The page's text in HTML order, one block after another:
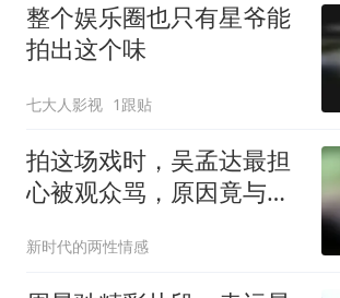
整个娱乐圈也只有星爷能
拍出这个味
七大人影视 1跟贴
拍这场戏时，吴孟达最担
心被观众骂，原因竟与周
新时代的两性情感